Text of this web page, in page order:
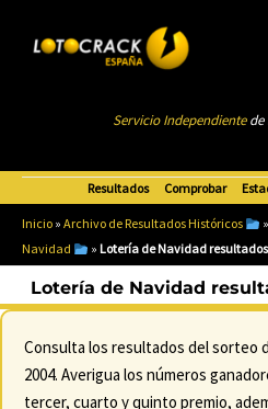
Servicio Independiente de
Resultados Comprobar
Inicio » Archivo de Resultados Históricos »
Navidad
» Lotería de Navidad
Lotería de Navidad
Consulta los resultados del sorteo
2004. Averigua los números
tercer, cuarto y quinto premio,